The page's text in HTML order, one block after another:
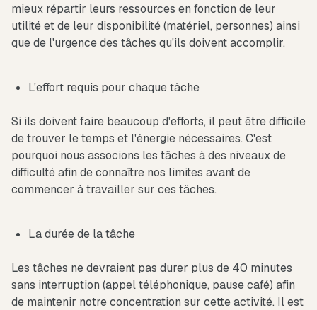
mieux répartir leurs ressources en fonction de leur
utilité et de leur disponibilité (matériel, personnes) ainsi
que de l'urgence des tâches qu'ils doivent accomplir.
L'effort requis pour chaque tâche
Si ils doivent faire beaucoup d'efforts, il peut être difficile
de trouver le temps et l'énergie nécessaires. C'est
pourquoi nous associons les tâches à des niveaux de
difficulté afin de connaître nos limites avant de
commencer à travailler sur ces tâches.
La durée de la tâche
Les tâches ne devraient pas durer plus de 40 minutes
sans interruption (appel téléphonique, pause café) afin
de maintenir notre concentration sur cette activité. Il est